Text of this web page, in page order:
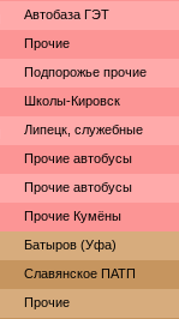
Автобаза ГЭТ
Прочие
Подпорожье прочие
Школы-Кировск
Липецк, служебные
Прочие автобусы
Прочие автобусы
Прочие Кумёны
Батыров (Уфа)
Славянское ПАТП
Прочие